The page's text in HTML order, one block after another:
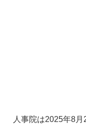
人事院は2025年8月